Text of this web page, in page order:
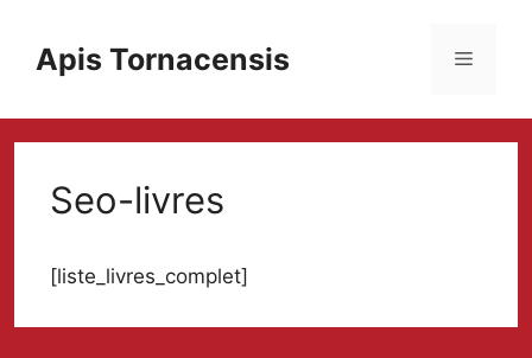
contenuApis Tornacensis Menu
Seo-livres
[liste_livres_complet]